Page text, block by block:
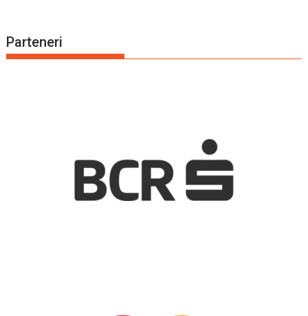
Parteneri